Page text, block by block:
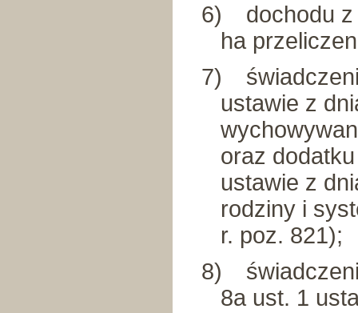
6)
dochodu
ha
7)
ustawie z
oraz
ustawie z
rodziny i
r. poz. 821);
8)
8a ust. 1